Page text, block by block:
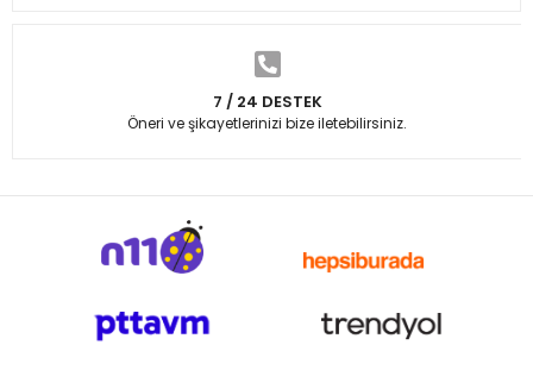
7 / 24 DESTEK
Öneri ve şikayetlerinizi bize iletebilirsiniz.